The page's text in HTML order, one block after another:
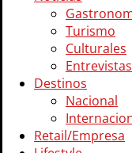
Turismo
Culturales
Entrevistas
Destinos
Nacional
Retail/Empresa